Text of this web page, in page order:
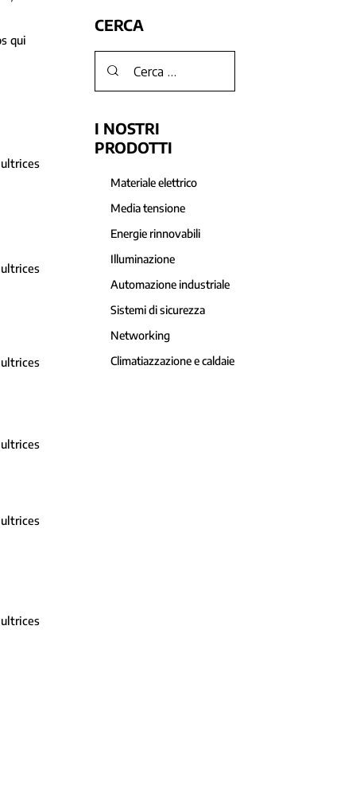
qui
CERCA
I NOSTRI
PRODOTTI
Materiale elettrico
Media tensione
Energie rinnovabili
Illuminazione
Automazione industriale
Sistemi di sicurezza
Networking
Climatiazzazione e caldaie